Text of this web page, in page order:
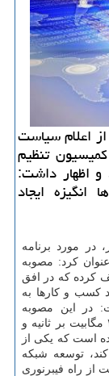
اعلام سیاست
تنظیم
و اظهار داشت:
ایجاد
در مورد برنامه
کرد: مصوبه
کرده که در افق
از ۸۰ درصد خانوار و ۱۰۰ درصد کسب و کارها به
در این مصوبه
متوسط سرعت مدنظر برای دسترسی خانوار ۲۵ مگابیت بر ثانیه و
گرفته شده است که یکی از
توسعه شبکه
راه فیبرنوری